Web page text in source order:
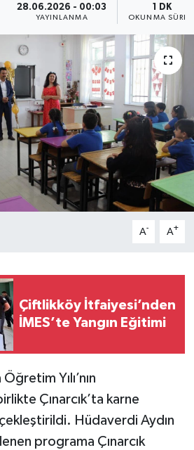
28.06.2026 - 00:03
YAYINLANMA
1 DK
OKUNMA
A- A+
Çiftlikköy İtfaiyesi’nden
İMES’te Yangın Eğitimi
Yılı’nın
Çınarcık’ta karne
Hüdaverdi Aydın
programa Çınarcık